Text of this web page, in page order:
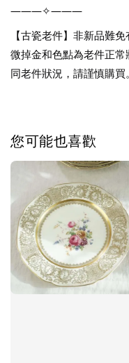
———✧———
【古瓷老件】非新品難
微掉金和色點為老件正
同老件狀況，請謹慎購買。
您可能也喜歡